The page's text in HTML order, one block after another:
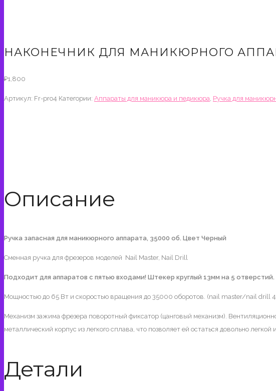
НАКОНЕЧНИК ДЛЯ МАНИКЮРНОГО
₽1,800
Артикул: Fr-pro4 Категории: Аппараты для маникюра и педикюра Ручка для
Описание
Ручка запасная для маникюрного аппарата, 35000 об. Цвет Черный
Сменная ручка для фрезеров моделей Nail Master, Nail Drill
Подходит для аппаратов с пятью входами! Штекер круглый 13мм на 5 отверстий.
Мощностью до 65 Вт и скоростью вращения до 35000 оборотов. (nail master/nail drill
Механизм зажима фрезера поворотный фиксатор (цанговый механизм).
металлический корпус из легкого сплава, что позволяет ей остаться довольно
Детали